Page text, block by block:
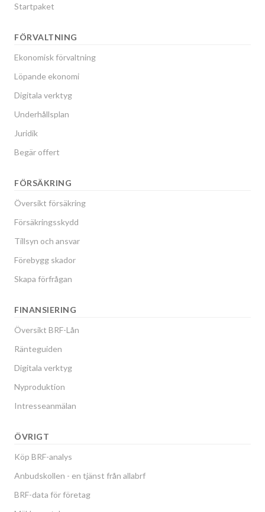
Startpaket
FÖRVALTNING
Ekonomisk förvaltning
Löpande ekonomi
Digitala verktyg
Underhållsplan
Juridik
Begär offert
FÖRSÄKRING
Översikt försäkring
Försäkringsskydd
Tillsyn och ansvar
Förebygg skador
Skapa förfrågan
FINANSIERING
Översikt BRF-Lån
Ränteguiden
Digitala verktyg
Nyproduktion
Intresseanmälan
ÖVRIGT
Köp BRF-analys
Anbudskollen - en tjänst från allabrf
BRF-data för företag